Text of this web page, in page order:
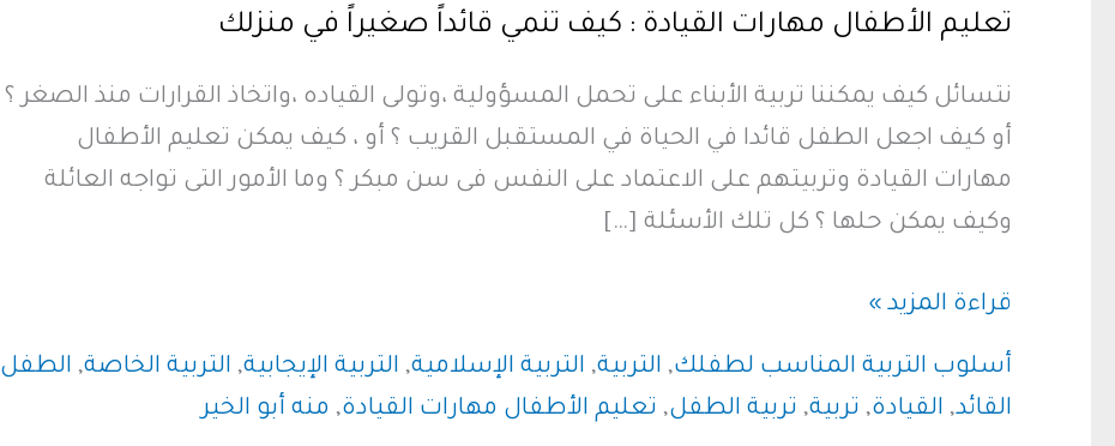
تعليم الأطفال مهارات القيادة : كيف تنمي قائداً صغيراً في منزلك
نتسائل كيف يمكننا تربية الأبناء على تحمل المسؤولية ،وتولى القياده ،واتخاذ القرارات منذ الصغر ؟
أو كيف اجعل الطفل قائدا في الحياة في المستقبل القريب ؟ أو ، كيف يمكن تعليم الأطفال
مهارات القيادة وتربيتهم على الاعتماد على النفس فى سن مبكر ؟ وما الأمور التى تواجه العائلة
وكيف يمكن حلها ؟ كل تلك الأسئلة […]
تعليم
الأطفال
مهارات
قراءة المزيد »
أسلوب التربية المناسب لطفلك, التربية, التربية الإسلامية, التربية الإيجابية, التربية الخاصة, الطفل
القائد, القيادة, تربية, تربية الطفل, تعليم الأطفال مهارات القيادة, منه أبو الخير